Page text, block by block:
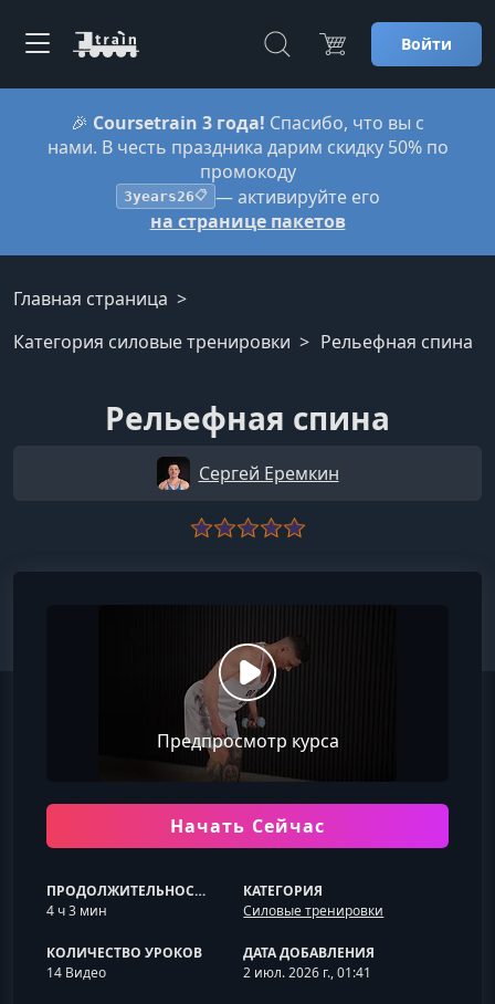
Войти
🎉 Coursetrain 3 года! Спасибо, что вы с
нами. В честь праздника дарим скидку 50% по
промокоду
3years26📋 — активируйте его
на странице пакетов
Главная страница
Категория силовые тренировки
Рельефная спина
Рельефная спина
Сергей Еремкин
Предпросмотр курса
Начать Сейчас
ПРОДОЛЖИТЕЛЬНОСТЬ
4 ч 3 мин
КАТЕГОРИЯ
Силовые тренировки
КОЛИЧЕСТВО УРОКОВ
14 Видео
ДАТА ДОБАВЛЕНИЯ
2 июл. 2026 г., 01:41